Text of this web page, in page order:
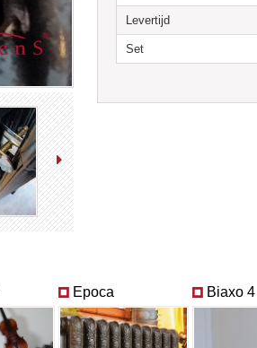
Levertijd
Set
Epoca Biaxo 4